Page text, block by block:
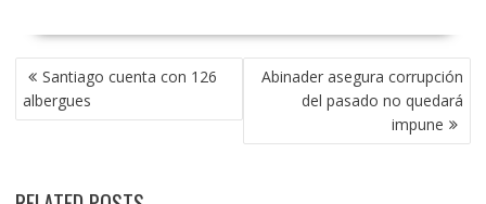
POST
NAVIGATION
Santiago cuenta con 126
albergues
Abinader asegura corrupción
del pasado no quedará
impune